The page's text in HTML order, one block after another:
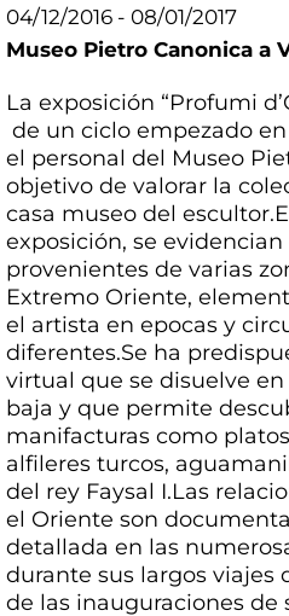
04/12/2016 - 08/01/2017
Museo Pietro Canonica a
La exposición “Profumi
de un ciclo empezado
el personal del Museo
objetivo de valorar la
casa museo del
exposición, se
provenientes de varias
Extremo Oriente,
el artista en epocas y
diferentes.Se ha
virtual que se disuelve
baja y que permite
manifacturas como
alfileres turcos,
del rey Faysal I.Las
el Oriente son
detallada en las
durante sus largos viajes
de las inauguraciones de